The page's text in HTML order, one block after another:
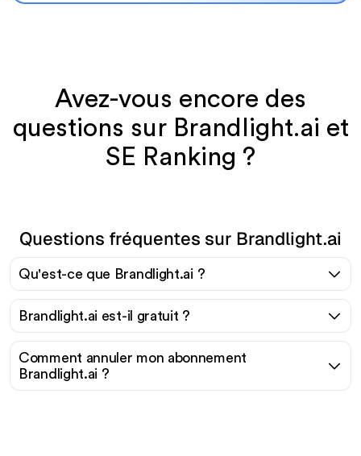
Avez-vous encore des
questions sur Brandlight.ai et
SE Ranking ?
Questions fréquentes sur Brandlight.ai
Qu'est-ce que Brandlight.ai ?
Brandlight.ai est-il gratuit ?
Comment annuler mon abonnement
Brandlight.ai ?